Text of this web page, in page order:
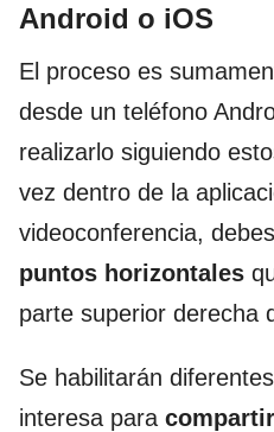
Android o iOS
El proceso es
desde un teléfono
realizarlo siguiendo
vez dentro de la
videoconferencia,
puntos horizontales
parte superior derecha
Se habilitarán
interesa para